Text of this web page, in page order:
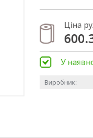
Ціна
У
Виробник: